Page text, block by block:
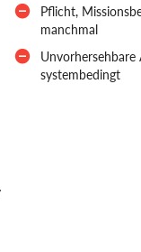
Pflicht,
manchmal
systembedingt